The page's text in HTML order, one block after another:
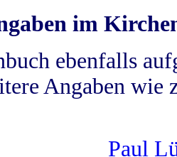
im
ebenfalls
Angaben wie
Paul